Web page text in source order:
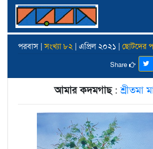
পরবাস |সংখ্যা ৮২ | এপ্রিল ২০২১ | ছোটদের
Share
আমার কদমগাছ:শ্রীতমা